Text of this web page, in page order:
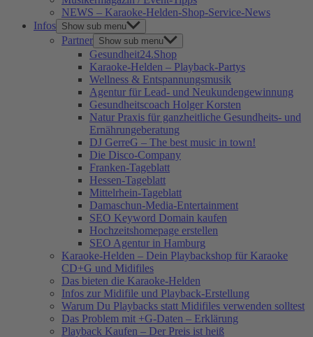
NEWS – Karaoke-Helden-Shop-Service-News
Infos Show sub menu
Partner Show sub menu
Gesundheit24.Shop
Karaoke-Helden – Playback-Partys
Wellness & Entspannungsmusik
Agentur für Lead- und Neukundengewinnung
Gesundheitscoach Holger Korsten
Natur Praxis für ganzheitliche Gesundheits- und
Ernährungeberatung
DJ GerreG – The best music in town!
Die Disco-Company
Franken-Tageblatt
Hessen-Tageblatt
Mittelrhein-Tageblatt
Damaschun-Media-Entertainment
SEO Keyword Domain kaufen
Hochzeitshomepage erstellen
SEO Agentur in Hamburg
Karaoke-Helden – Dein Playbackshop für Karaoke
CD+G und Midifiles
Das bieten die Karaoke-Helden
Infos zur Midifile und Playback-Erstellung
Warum Du Playbacks statt Midifiles verwenden solltest
Das Problem mit +G-Daten – Erklärung
Playback Kaufen – Der Preis ist heiß